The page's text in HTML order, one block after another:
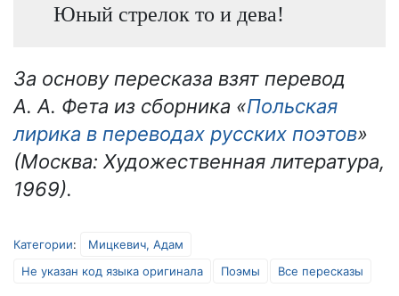
Юный стрелок то и дева!
За основу пересказа взят перевод
А. А. Фета из сборника «Польская
лирика в переводах русских поэтов»
(Москва: Художественная литература,
1969).
Категории:
Мицкевич, Адам
Не указан код языка оригинала
Поэмы Все пересказы